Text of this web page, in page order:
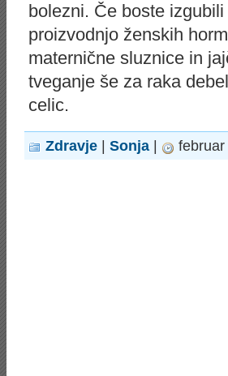
bolezni. Če boste
proizvodnjo ženskih
maternične sluznice in
tveganje še za raka
celic.
Zdravje Sonja